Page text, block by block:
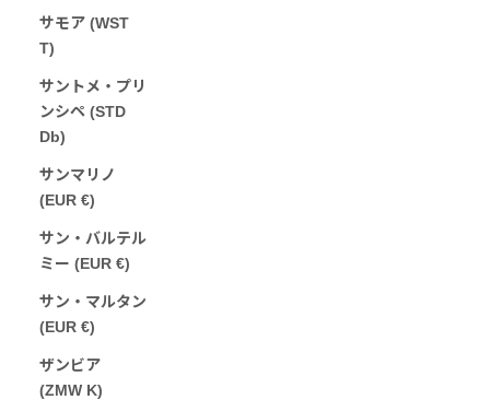
サモア (WST
T)
サントメ・プリ
ンシペ (STD
Db)
サンマリノ
(EUR €)
サン・バルテル
ミー (EUR €)
サン・マルタン
(EUR €)
ザンビア
(ZMW K)